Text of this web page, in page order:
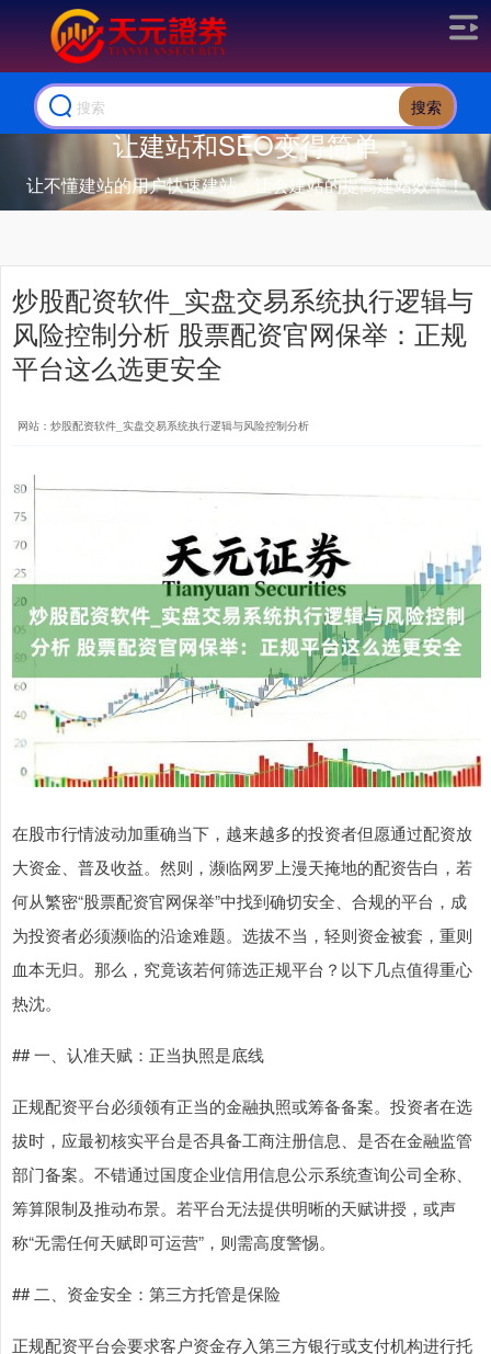
搜索
让建站和SEO变得简单
让不懂建站的用户快速建站，让会建站的提高建站效率！
炒股配资软件_实盘交易系统执行逻辑与
风险控制分析 股票配资官网保举：正规
平台这么选更安全
网站：炒股配资软件_实盘交易系统执行逻辑与风险控制分析
在股市行情波动加重确当下，越来越多的投资者但愿通过配资放
大资金、普及收益。然则，濒临网罗上漫天掩地的配资告白，若
何从繁密“股票配资官网保举”中找到确切安全、合规的平台，成
为投资者必须濒临的沿途难题。选拔不当，轻则资金被套，重则
血本无归。那么，究竟该若何筛选正规平台？以下几点值得重心
热沈。
## 一、认准天赋：正当执照是底线
正规配资平台必须领有正当的金融执照或筹备备案。投资者在选
拔时，应最初核实平台是否具备工商注册信息、是否在金融监管
部门备案。不错通过国度企业信用信息公示系统查询公司全称、
筹算限制及推动布景。若平台无法提供明晰的天赋讲授，或声
称“无需任何天赋即可运营”，则需高度警惕。
## 二、资金安全：第三方托管是保险
正规配资平台会要求客户资金存入第三方银行或支付机构进行托